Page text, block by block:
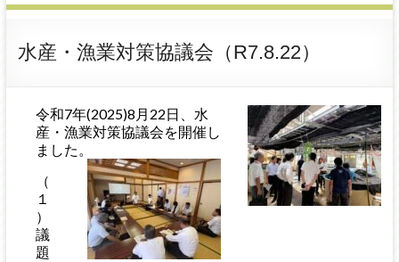
水産・漁業対策協議会（R7.8.22）
令和7年(2025)8月22日、水
産・漁業対策協議会を開催し
ました。
（
１
）
議
題